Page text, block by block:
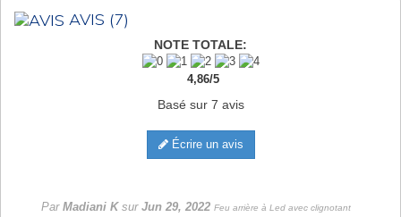
AVIS (7)
NOTE TOTALE:
4,86/5
Basé sur 7 avis
Écrire un avis
Par Madiani Ksur Jun 29, 2022 Feu arrière à Led avec clignotant